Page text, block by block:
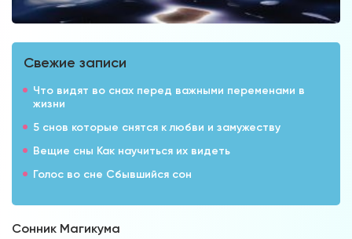
Свежие записи
Что видят во снах перед важными переменами в
жизни
5 снов которые снятся к любви и замужеству
Вещие сны Как научиться их видеть
Голос во сне Сбывшийся сон
Сонник Магикума